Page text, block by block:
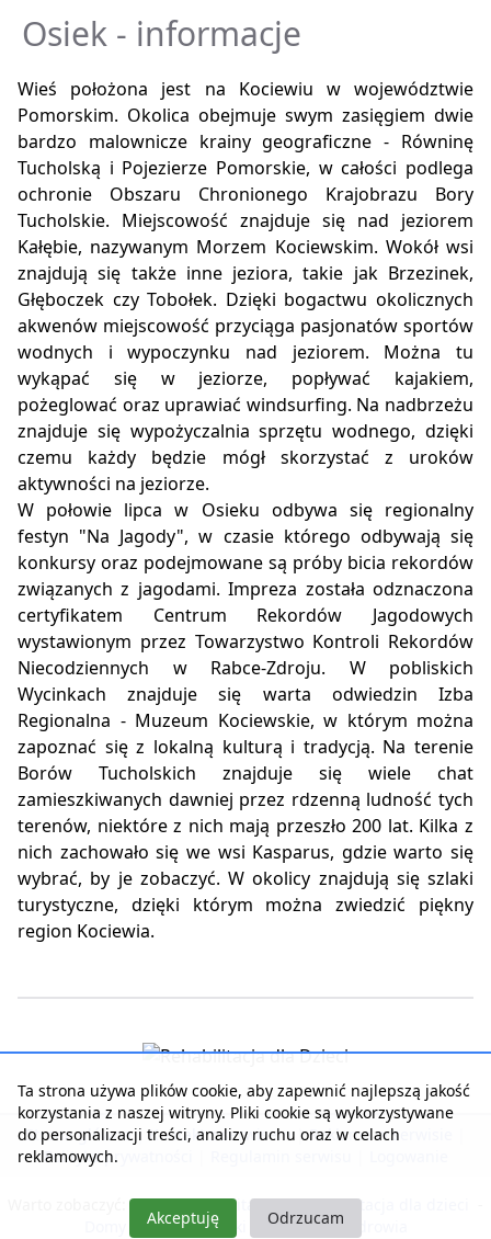
Osiek - informacje
Wieś położona jest na Kociewiu w województwie
Pomorskim. Okolica obejmuje swym zasięgiem dwie
bardzo malownicze krainy geograficzne - Równinę
Tucholską i Pojezierze Pomorskie, w całości podlega
ochronie Obszaru Chronionego Krajobrazu Bory
Tucholskie. Miejscowość znajduje się nad jeziorem
Kałębie, nazywanym Morzem Kociewskim. Wokół wsi
znajdują się także inne jeziora, takie jak Brzezinek,
Głęboczek czy Tobołek. Dzięki bogactwu okolicznych
akwenów miejscowość przyciąga pasjonatów sportów
wodnych i wypoczynku nad jeziorem. Można tu
wykąpać się w jeziorze, popływać kajakiem,
pożeglować oraz uprawiać windsurfing. Na nadbrzeżu
znajduje się wypożyczalnia sprzętu wodnego, dzięki
czemu każdy będzie mógł skorzystać z uroków
aktywności na jeziorze.
W połowie lipca w Osieku odbywa się regionalny
festyn "Na Jagody", w czasie którego odbywają się
konkursy oraz podejmowane są próby bicia rekordów
związanych z jagodami. Impreza została odznaczona
certyfikatem Centrum Rekordów Jagodowych
wystawionym przez Towarzystwo Kontroli Rekordów
Niecodziennych w Rabce-Zdroju. W pobliskich
Wycinkach znajduje się warta odwiedzin Izba
Regionalna - Muzeum Kociewskie, w którym można
zapoznać się z lokalną kulturą i tradycją. Na terenie
Borów Tucholskich znajduje się wiele chat
zamieszkiwanych dawniej przez rdzenną ludność tych
terenów, niektóre z nich mają przeszło 200 lat. Kilka z
nich zachowało się we wsi Kasparus, gdzie warto się
wybrać, by je zobaczyć. W okolicy znajdują się szlaki
turystyczne, dzięki którym można zwiedzić piękny
region Kociewia.
Strona główna | Kontakt z serwisem | Reklama w serwisie
Polityka prywatności
Warto zobaczyć: Nasza rehabilitacja - Rehabilitacja dla dzieci
Domy Seniora i Opieki
Pobyty dla zdrowia
Ta strona używa plików cookie, aby zapewnić najlepszą jakość
korzystania z naszej witryny. Pliki cookie są wykorzystywane
do personalizacji treści, analizy ruchu oraz w celach
reklamowych.
Akceptuję Odrzucam